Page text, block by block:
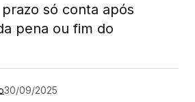
só conta após
pena ou fim do
30/09/2025